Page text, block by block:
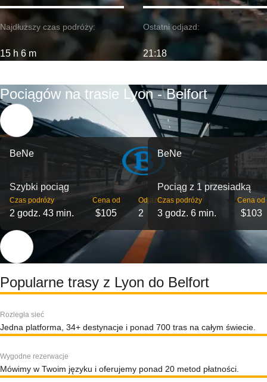
Najdłuższy czas podróży:
15 h 6 m
Ostatni odjazd:
21:18
Pociągów na trasie Lyon - Belfort
BeNe
Szybki pociąg
Czas podróży
2 godz. 43 min.
Cena od
$105
Odjazdy
2
BeNe
Pociąg z 1 przesiadką
Czas podróży
3 godz. 6 min.
Cena od
$103
Popularne trasy z Lyon do Belfort
Rozległa sieć
Jedna platforma, 34+ destynacje i ponad 700 tras na całym świecie.
Wygodne rezerwacje
Mówimy w Twoim języku i oferujemy ponad 20 metod płatności.